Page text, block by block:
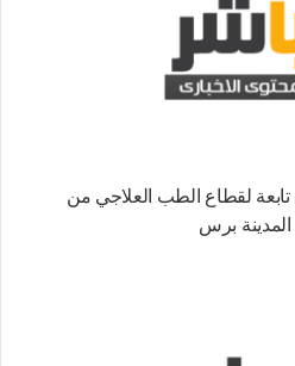
16 مستشفى تابعة لقطاع الطب العلاجي من
المدينة برس